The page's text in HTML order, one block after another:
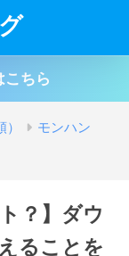
こちら
モンハン
？】ダウ
ることを